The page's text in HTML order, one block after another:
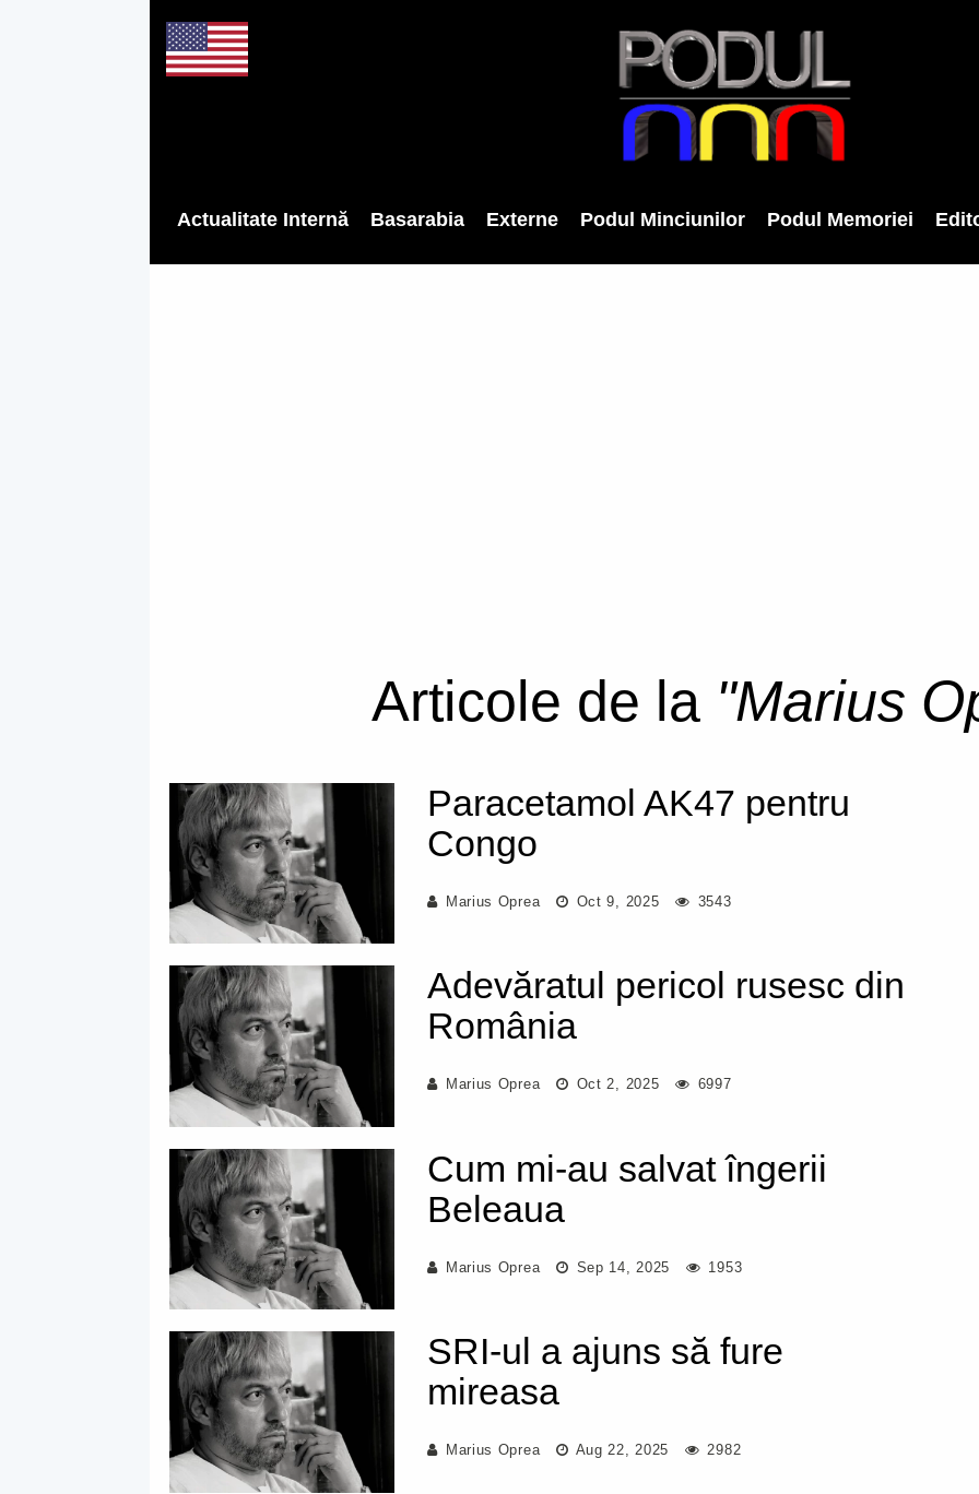
Actualitate Internă Basarabia Externe Podul Minciunilor Podul Memoriei
Articole de la "Marius
Paracetamol AK47 pentru
Congo
Marius Oprea Oct 9, 2025 3543
Adevăratul pericol rusesc din
România
Marius Oprea Oct 2, 2025 6997
Cum mi-au salvat îngerii
Beleaua
Marius Oprea Sep 14, 2025 1953
SRI-ul a ajuns să fure
mireasa
Marius Oprea Aug 22, 2025 2982